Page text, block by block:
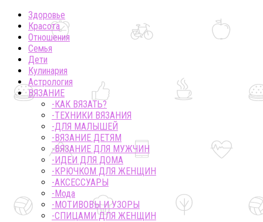
Здоровье
Красота
Отношения
Семья
Дети
Кулинария
Астрология
ВЯЗАНИЕ
-КАК ВЯЗАТЬ?
-ТЕХНИКИ ВЯЗАНИЯ
-ДЛЯ МАЛЫШЕЙ
-ВЯЗАНИЕ ДЕТЯМ
-ВЯЗАНИЕ ДЛЯ МУЖЧИН
-ИДЕИ ДЛЯ ДОМА
-КРЮЧКОМ ДЛЯ ЖЕНЩИН
-AКСЕССУАРЫ
-Мода
-МОТИВОВЫ И УЗОРЫ
-СПИЦАМИ ДЛЯ ЖЕНЩИН